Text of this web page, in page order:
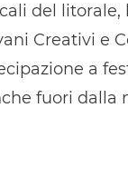
del litorale,
Creativi e
a
fuori dalla